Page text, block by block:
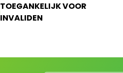
TOEGANKELIJK VOOR
INVALIDEN